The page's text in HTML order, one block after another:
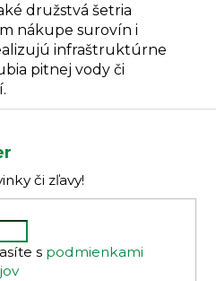
družstvá šetria
nákupe surovín i
infraštruktúrne
pitnej vody či
či zľavy!
s podmienkami